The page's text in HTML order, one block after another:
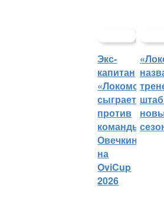
Экс-
капитан
сыграет
против
команды
Овечкина
на
OviCup
2026